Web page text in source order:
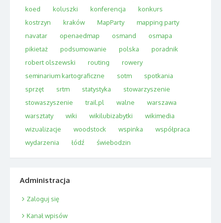
koed
koluszki konferencja
konkurs
kostrzyn
kraków MapParty
mapping party
navatar
openaedmap osmand
osmapa
pikietaż
podsumowanie polska
poradnik
robert olszewski
routing
rowery
seminarium kartograficzne
sotm
spotkania
sprzęt
srtm statystyka
stowarzyszenie
stowaszyszenie
trail.pl walne
warszawa
warsztaty
wiki wikilubizabytki
wikimedia
wizualizacje
woodstock wspinka
współpraca
wydarzenia
łódź świebodzin
Administracja
Zaloguj się
Kanał wpisów